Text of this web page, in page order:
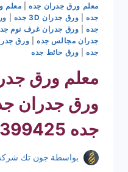
معلم ورق جدران جده| معلم
جده| ورق جدران 3D جده
جده| ورق جدران غرف نوم
جدران مجالس جده| ورق
جده| ورق حائط جده
معلم ورق
ورق جدران
جده 0536399425
بواسطة جون تك